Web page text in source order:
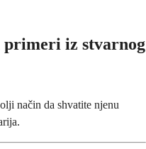
iz stvarnog
način da shvatite njenu